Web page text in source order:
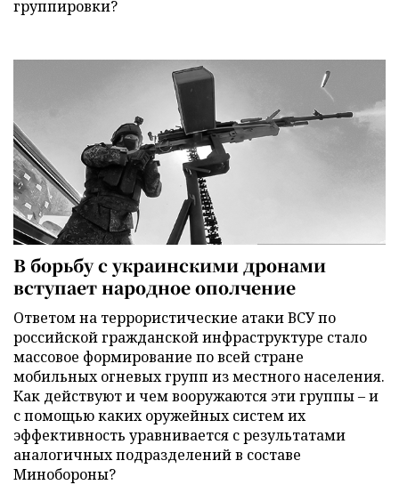
группировки?
В борьбу с украинскими дронами
вступает народное ополчение
Ответом на террористические атаки ВСУ по
российской гражданской инфраструктуре стало
массовое формирование по всей стране
мобильных огневых групп из местного населения.
Как действуют и чем вооружаются эти группы – и
с помощью каких оружейных систем их
эффективность уравнивается с результатами
аналогичных подразделений в составе
Минобороны?